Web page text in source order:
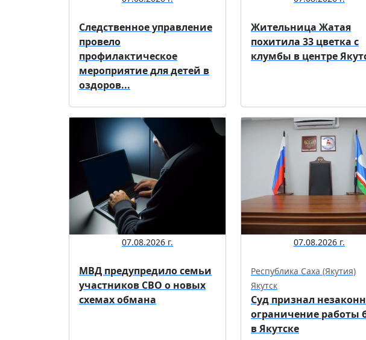
Следственное управление
провело
профилактическое
мероприятие для детей в
оздоров...
Жительница Жатая
похитила 33 цветка с
клумбы в центре
07.08.2026 г.
МВД предупредило семьи
участников СВО о новых
схемах обмана
07.08.2026 г.
Республика Саха (Якутия)
Якутск
Суд признал
ограничение работы
в Якутске